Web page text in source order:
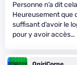
Personne n’a dit
Heureusement que
suffisant d’avoir le
pour y avoir accès…